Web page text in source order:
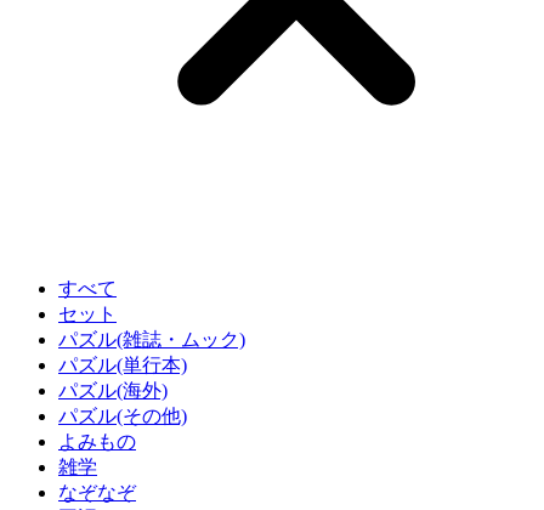
すべて
セット
パズル(雑誌・ムック)
パズル(単行本)
パズル(海外)
パズル(その他)
よみもの
雑学
なぞなぞ